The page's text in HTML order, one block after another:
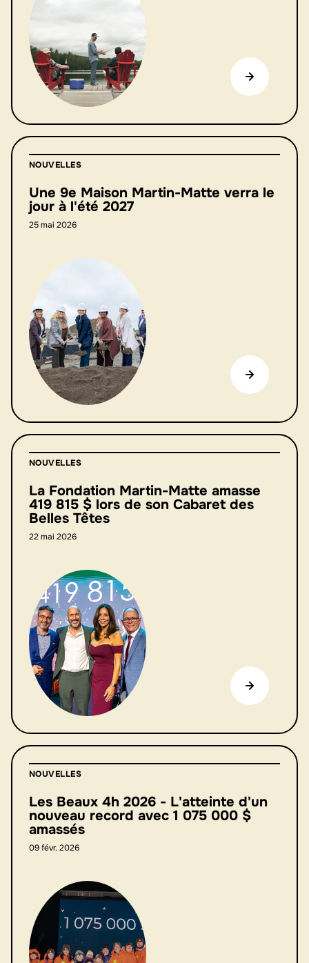
NOUVELLES
Une 9e Maison Martin-Matte verra le
jour à l'été 2027
25 mai 2026
NOUVELLES
La Fondation Martin-Matte amasse
419 815 $ lors de son Cabaret des
Belles Têtes
22 mai 2026
NOUVELLES
Les Beaux 4h 2026 - L'atteinte d'un
nouveau record avec 1 075 000 $
amassés
09 févr. 2026